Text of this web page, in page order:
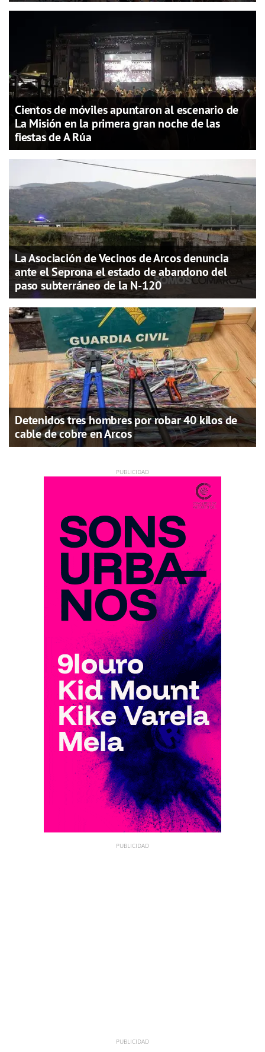
Cientos de móviles apuntaron al escenario de
La Misión en la primera gran noche de las
fiestas de A Rúa
La Asociación de Vecinos de Arcos denuncia
ante el Seprona el estado de abandono del
paso subterráneo de la N-120
Detenidos tres hombres por robar 40 kilos de
cable de cobre en Arcos